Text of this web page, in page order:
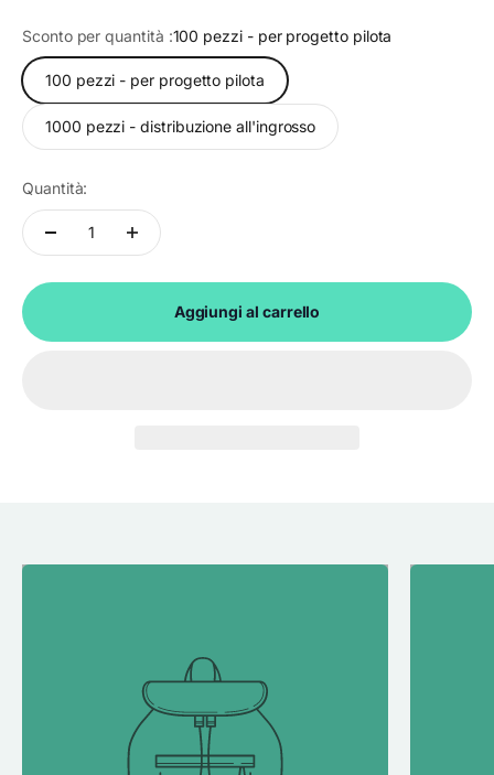
Sconto per quantità :100 pezzi - per progetto pilota
100 pezzi - per progetto pilota
1000 pezzi - distribuzione all'ingrosso
Quantità:
Aggiungi al carrello